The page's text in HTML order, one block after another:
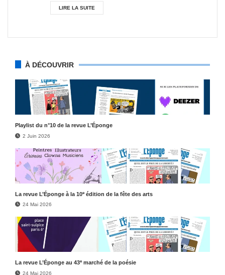
LIRE LA SUITE
À DÉCOUVRIR
Play­list du n°10 de la revue L’Éponge
2 Juin 2026
La revue L’Éponge à la 10e édition de la fête des arts
24 Mai 2026
La revue L’Éponge au 43e marché de la poésie
24 Mai 2026